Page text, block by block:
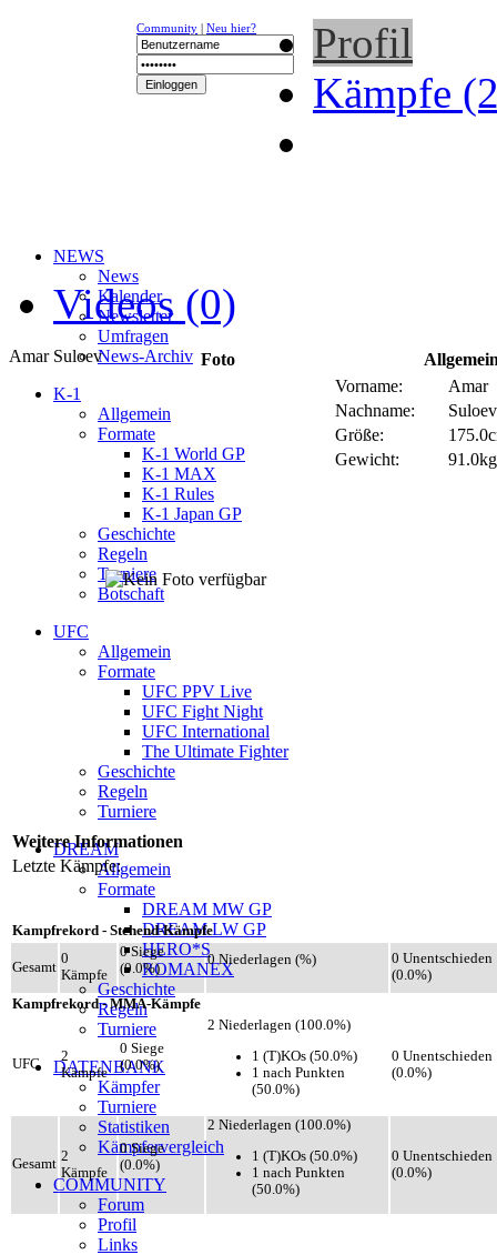
Community | Neu hier?
NEWS
News
Kalender
Newsletter
Umfragen
News-Archiv
K-1
Allgemein
Formate
K-1 World GP
K-1 MAX
K-1 Rules
K-1 Japan GP
Geschichte
Regeln
Turniere
Botschaft
UFC
Allgemein
Formate
UFC PPV Live
UFC Fight Night
UFC International
The Ultimate Fighter
Geschichte
Regeln
Turniere
DREAM
Allgemein
Formate
DREAM MW GP
DREAM LW GP
HERO*S
ROMANEX
Geschichte
Regeln
Turniere
DATENBANK
Kämpfer
Turniere
Statistiken
Kämpfervergleich
COMMUNITY
Forum
Profil
Links
Profil
Kämpfe
Videos (0)
Amar Suloev Foto
Vorname:
Amar
Nachname:
Suloev
Größe:
Gewicht:
Weitere Informationen
Letzte Kämpfe:
Kampfrekord - Stehend-Kämpfe
Gesamt
0
Kämpfe
0 Siege
(0.0%)
0 Niederlagen (%)
0 Unentschieden
(0.0%)
Kampfrekord - MMA-Kämpfe
UFC
2
Kämpfe
0 Siege
(0.0%)
2 Niederlagen (100.0%)
1 (T)KOs (50.0%)
1 nach Punkten
(50.0%)
0 Unentschieden
(0.0%)
Gesamt 2
Kämpfe
0 Siege
(0.0%)
2 Niederlagen (100.0%)
1 (T)KOs (50.0%)
1 nach Punkten
(50.0%)
0 Unentschieden
(0.0%)